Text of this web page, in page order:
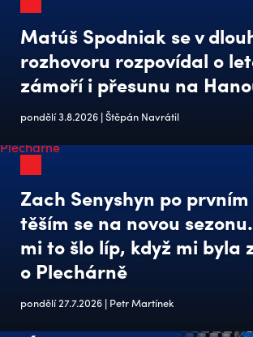
Matúš Spodniak se v
rozhovoru rozpovídal o
zámoří i přesunu na
pondělí 3.8.2026 | Štěpán Navrátil
Zach Senyshyn po
těším se na novou
mi to šlo líp, když mi byla
o Plechárně
pondělí 27.7.2026 | Petr Martínek